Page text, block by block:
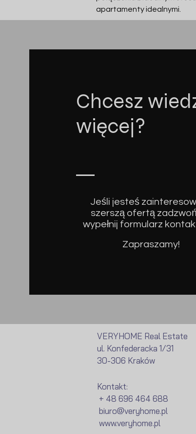
apartamenty idealnymi.
Chcesz
więcej?
Jeśli jesteś
szerszą ofertą
wypełnij formularz
Zapraszamy!
VERYHOME Real Estate
ul. Konfederacka 1/31
30-306 Kraków
Kontakt:
+ 48 696 464 688
biuro@veryhome.pl
www.veryhome.pl